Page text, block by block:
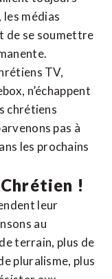
médias
de se soumettre
TV,
n’échappent
chrétiens
pas à
les prochains
!
leur
au
terrain, plus de
pluralisme, plus